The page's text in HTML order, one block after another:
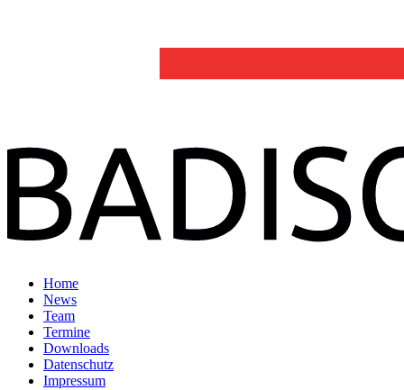
Home
News
Team
Termine
Downloads
Datenschutz
Impressum